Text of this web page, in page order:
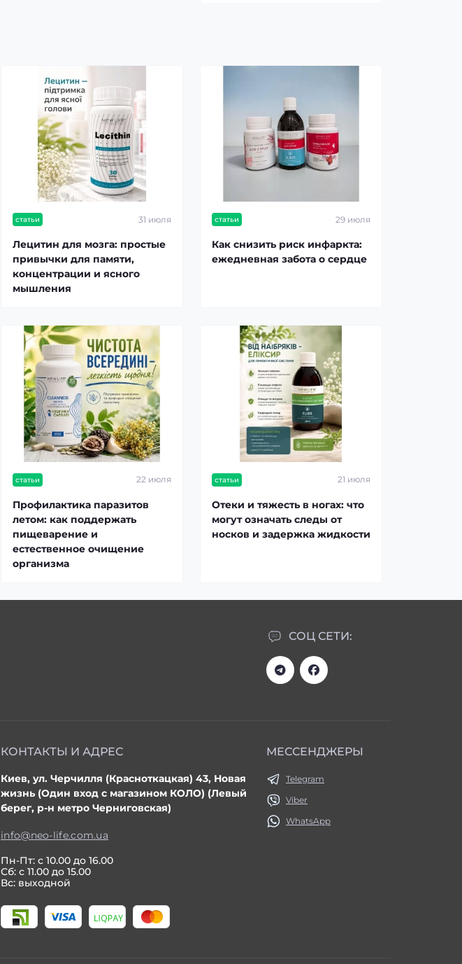
статьи 31 июля
Лецитин для мозга: простые
привычки для памяти,
концентрации и ясного
мышления
статьи 29 июля
Как снизить риск инфаркта:
ежедневная забота о сердце
статьи 22 июля
Профилактика паразитов
летом: как поддержать
пищеварение и
естественное очищение
организма
статьи 21 июля
Отеки и тяжесть в ногах: что
могут означать следы от
носков и задержка жидкости
СОЦ СЕТИ:
КОНТАКТЫ И АДРЕС
Киев, ул. Черчилля (Красноткацкая) 43, Новая
жизнь (Один вход с магазином КОЛО) (Левый
берег, р-н метро Черниговская)
info@neo-life.com.ua
Пн-Пт: с 10.00 до 16.00
Сб: с 11.00 до 15.00
Вс: выходной
МЕССЕНДЖЕРЫ
Telegram
Viber
WhatsApp